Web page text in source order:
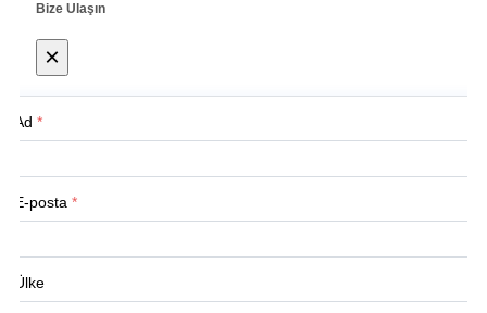
Bize Ulaşın
×
Ad *
E-posta *
Ülke